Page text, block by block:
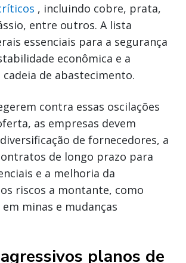
, incluindo cobre, prata,
entre outros. A lista
essenciais para a segurança
econômica e a
cadeia de abastecimento.
contra essas oscilações
as empresas devem
de fornecedores, a
de longo prazo para
e a melhoria da
riscos a montante, como
minas e mudanças
planos de